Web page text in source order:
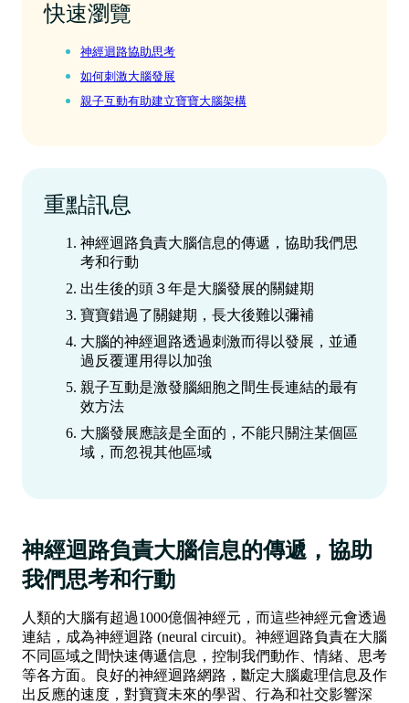
快速瀏覽
神經迴路協助思考
如何刺激大腦發展
親子互動有助建立寶寶大腦架構
重點訊息
‍神經迴路負責大腦信息的傳遞，協助我們思
考和行動
出生後的頭３年是大腦發展的關鍵期
寶寶錯過了關鍵期，長大後難以彌補
大腦的神經迴路透過刺激而得以發展，並通
過反覆運用得以加強
親子互動是激發腦細胞之間生長連結的最有
效方法
大腦發展應該是全面的，不能只關注某個區
域，而忽視其他區域
神經迴路負責大腦信息的傳遞，協助
我們思考和行動
人類的大腦有超過1000億個神經元，而這些神經元會透過
連結，成為神經迴路 (neural circuit)。神經迴路負責在大腦
不同區域之間快速傳遞信息，控制我們動作、情緒、思考
等各方面。良好的神經迴路網路，斷定大腦處理信息及作
出反應的速度，對寶寶未來的學習、行為和社交影響深